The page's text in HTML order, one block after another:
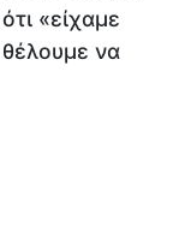
«είχαμε
να